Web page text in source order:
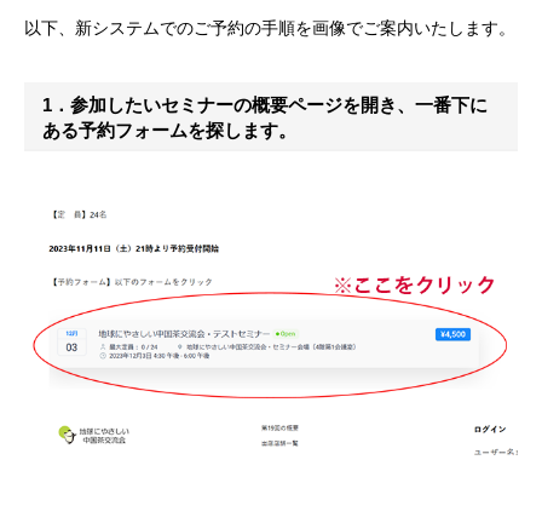
以下、新システムでのご予約の手順を画像でご案内いたします。
1．参加したいセミナーの概要ページを開き、一番下に
ある予約フォームを探します。